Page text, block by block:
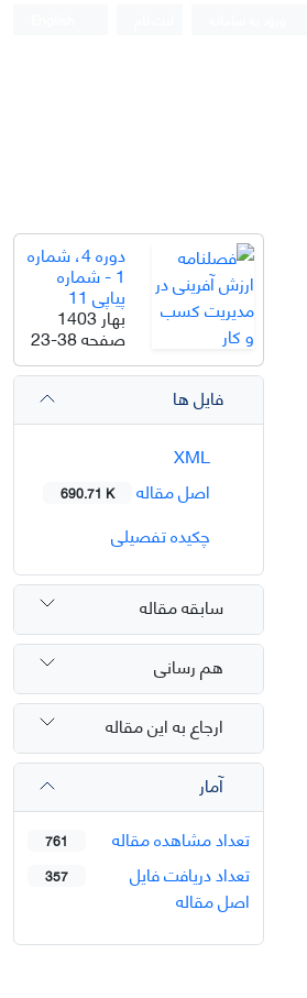
دوره 4، شماره
1 - شماره
پیاپی 11
بهار 1403
صفحه23-38
فایل ها
اصل مقاله
690.71 K
چکیده تفصیلی
سابقه مقاله
هم رسانی
ارجاع به این مقاله
آمار
تعداد مشاهده مقاله
761
تعداد دریافت فایل
اصل مقاله
357